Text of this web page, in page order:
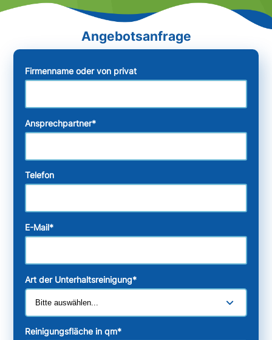
Firmenname oder von privat
Ansprechpartner*
Telefon
E-Mail*
Art der Unterhaltsreinigung*
Reinigungsfläche in qm*